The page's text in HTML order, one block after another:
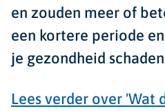
en zouden meer of
een kortere periode
je gezondheid
Lees verder over 'Wat